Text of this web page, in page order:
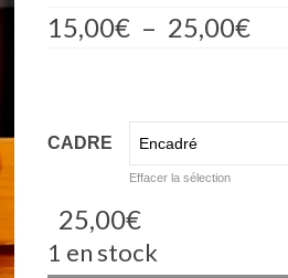
15,00€ – 25,00€
à
CADRE
Effacer la sélection
25,00€
1 en stock